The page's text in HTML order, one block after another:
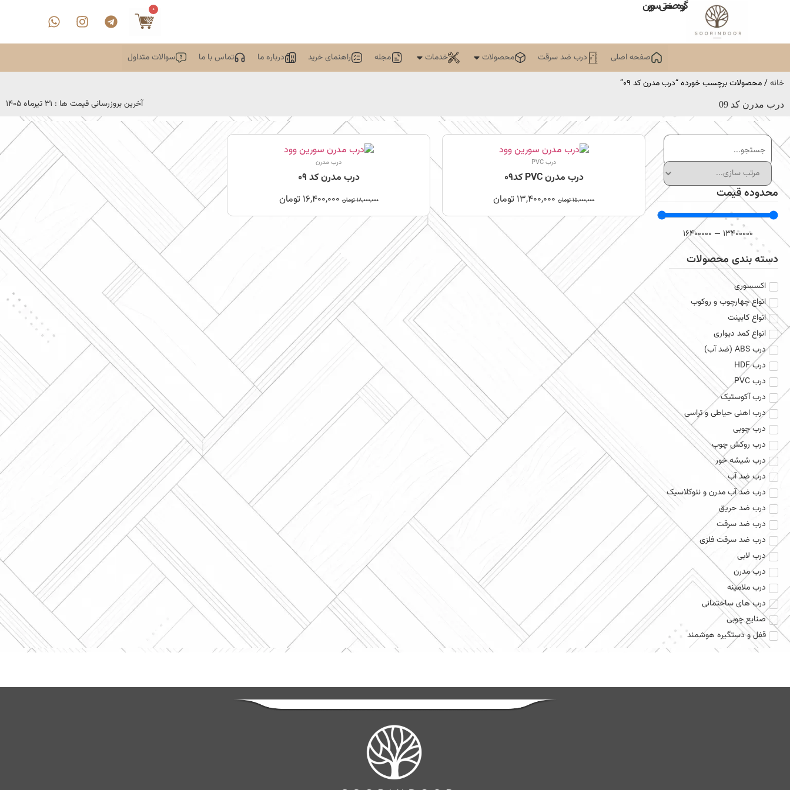
گروه صنعتی سورین 0
صفحه اصلی درب ضد سرقت محصولات خدمات مجله راهنمای خرید درباره ما تماس با ما
سوالات متداول
خانه/ محصولات برچسب خورده “درب مدرن کد 09”
درب مدرن کد 09 آخرین بروزرسانی قیمت ها : 31 تیرماه 1405
محدوده قیمت
13400000
—
16400000
دسته بندی محصولات
اکسسوری
انواع چهارچوب و روکوب
انواع کابینت
انواع کمد دیواری
درب ABS (ضد آب)
درب HDF
درب PVC
درب آکوستیک
درب اهنی حیاطی و تراسی
درب چوبی
درب روکش چوب
درب شیشه خور
درب ضد آب
درب ضد آب مدرن و نئوکلاسیک
درب ضد حریق
درب ضد سرقت
درب ضد سرقت فلزی
درب لابی
درب مدرن
درب ملامینه
درب های ساختمانی
صنایع چوبی
قفل و دستگیره هوشمند
درب PVC
درب مدرن PVC کد09
15,000,000 تومان 13,400,000 تومان
درب مدرن
درب مدرن کد 09
18,000,000 تومان 16,400,000 تومان